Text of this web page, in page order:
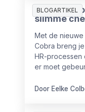
BLOGARTIKEL
Meer grip
slimme
Met de
Cobra breng
HR-
er moet
Door Eelke